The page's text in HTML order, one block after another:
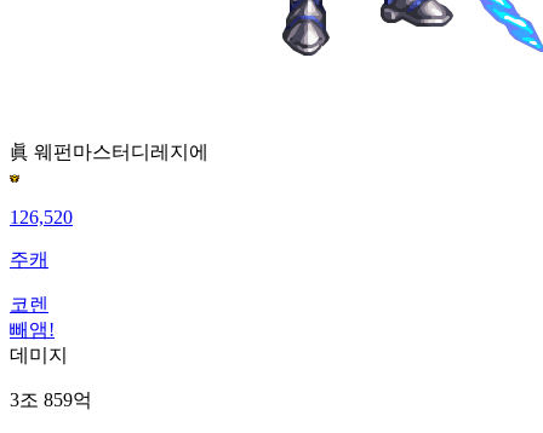
眞 웨펀마스터 디레지에
126,520
주캐
코렌
빼앰!
데미지
3조 859억